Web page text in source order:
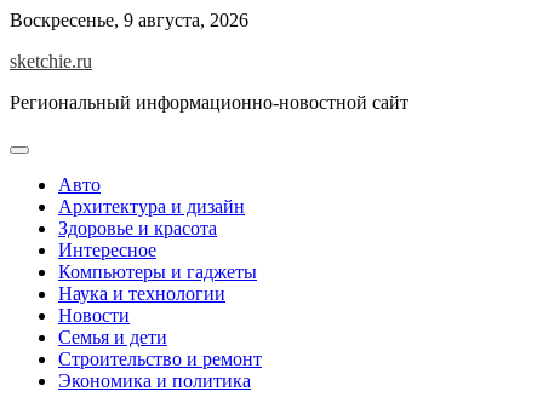
Skip
content
Воскресенье, 9 августа, 2026
sketchie.ru
Региональный информационно-новостной сайт
Авто
Архитектура и дизайн
Здоровье и красота
Интересное
Компьютеры и гаджеты
Наука и технологии
Новости
Семья и дети
Строительство и ремонт
Экономика и политика